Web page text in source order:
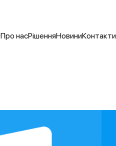
Про насРішенняНовиниКонтакти